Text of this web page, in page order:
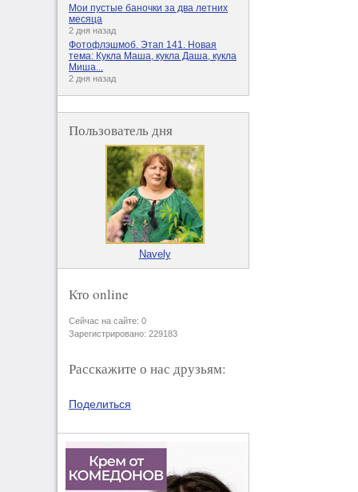
Мои пустые баночки за два летних
месяца
2 дня назад
Фотофлэшмоб. Этап 141. Новая
тема: Кукла Маша, кукла Даша, кукла
Миша...
2 дня назад
Пользователь дня
Navely
Кто online
Сейчас на сайте: 0
Зарегистрировано: 229183
Расскажите о нас друзьям:
Поделиться